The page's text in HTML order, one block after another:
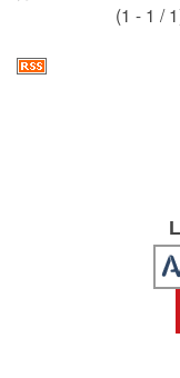
(1 - 1 /